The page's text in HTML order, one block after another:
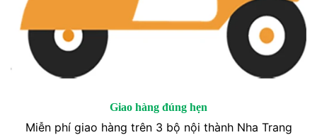
Giao hàng đúng hẹn
Miễn phí giao hàng trên 3 bộ nội thành Nha Trang